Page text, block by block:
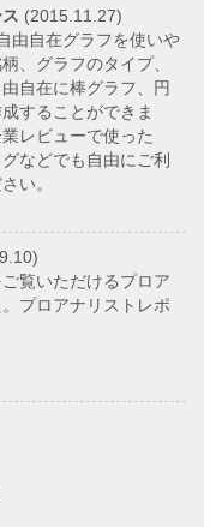
(2015.11.27)
由自在グラフを使いや
、グラフのタイプ、
自在に棒グラフ、円
することができま
レビューで使った
などでも自由にご利
い。
覧いただけるプロア
プロアナリストレポ